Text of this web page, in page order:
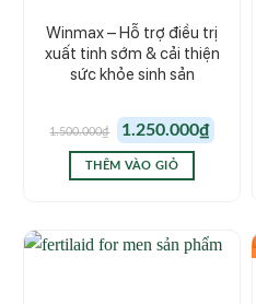
Winmax – Hỗ trợ điều trị
xuất tinh sớm & cải thiện
sức khỏe sinh sản
1.500.000₫
Giá
gốc
là:
1.500.000₫.
1.250.000₫ hiện
THÊM VÀO GIỎ